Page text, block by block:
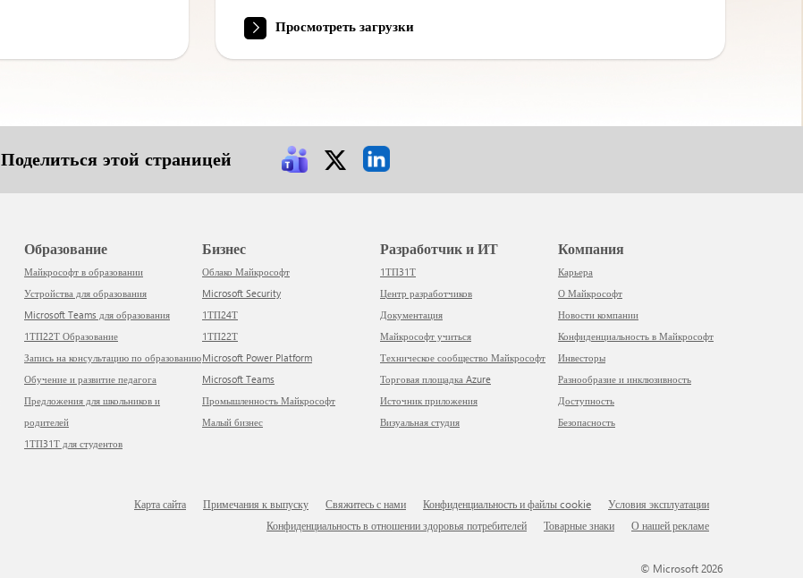
Просмотреть загрузки
Поделиться этой страницей
Образование
Майкрософт в образовании
Устройства для образования
Microsoft Teams для образования
1ТП22Т Образование
Запись на консультацию по образованию
Обучение и развитие педагога
Предложения для школьников и
родителей
1ТП31Т для студентов
Бизнес
Облако Майкрософт
Microsoft Security
1ТП24Т
1ТП22Т
Microsoft Power Platform
Microsoft Teams
Промышленность Майкрософт
Малый бизнес
Разработчик и ИТ
1ТП31Т
Центр разработчиков
Документация
Майкрософт учиться
Техническое сообщество Майкрософт
Торговая площадка Azure
Источник приложения
Визуальная студия
Компания
Карьера
О Майкрософт
Новости компании
Конфиденциальность в Майкрософт
Инвесторы
Разнообразие и инклюзивность
Доступность
Безопасность
Карта сайта Примечания к выпуску Свяжитесь с нами Конфиденциальность и файлы cookie
Условия эксплуатации
Конфиденциальность в отношении здоровья потребителей
Товарные знаки О нашей рекламе
© Microsoft 2026